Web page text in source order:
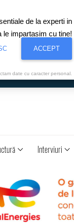
Interviuri
de la experti in
le impartasim cu tine!
ACCEPT
date cu caracter personal.